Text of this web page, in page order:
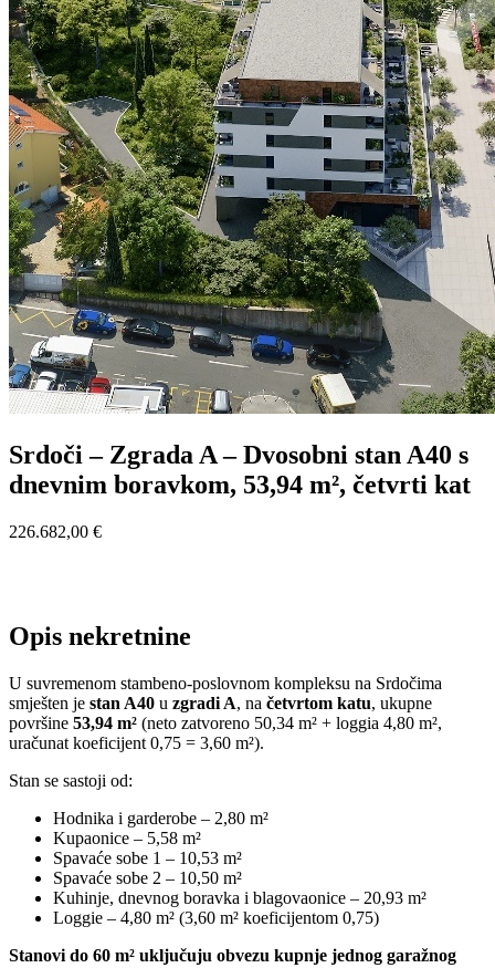
Srdoči – Zgrada A – Dvosobni stan A40 s
dnevnim boravkom, 53,94 m², četvrti kat
226.682,00 €
Opis nekretnine
U suvremenom stambeno-poslovnom kompleksu na Srdočima
smješten je stan A40 u zgradi A, na četvrtom katu, ukupne
površine 53,94 m² (neto zatvoreno 50,34 m² + loggia 4,80 m²,
uračunat koeficijent 0,75 = 3,60 m²).
Stan se sastoji od:
Hodnika i garderobe – 2,80 m²
Kupaonice – 5,58 m²
Spavaće sobe 1 – 10,53 m²
Spavaće sobe 2 – 10,50 m²
Kuhinje, dnevnog boravka i blagovaonice – 20,93 m²
Loggie – 4,80 m² (3,60 m² koeficijentom 0,75)
Stanovi do 60 m² uključuju obvezu kupnje jednog garažnog